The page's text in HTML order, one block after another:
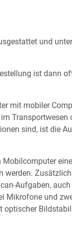
und
ist dann
mit mobiler
Transportwesen
sind, ist die
werden.
Aufgaben,
Mikrofone und
optischer